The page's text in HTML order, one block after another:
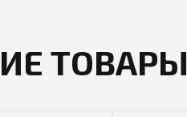
ТОВАРЫ